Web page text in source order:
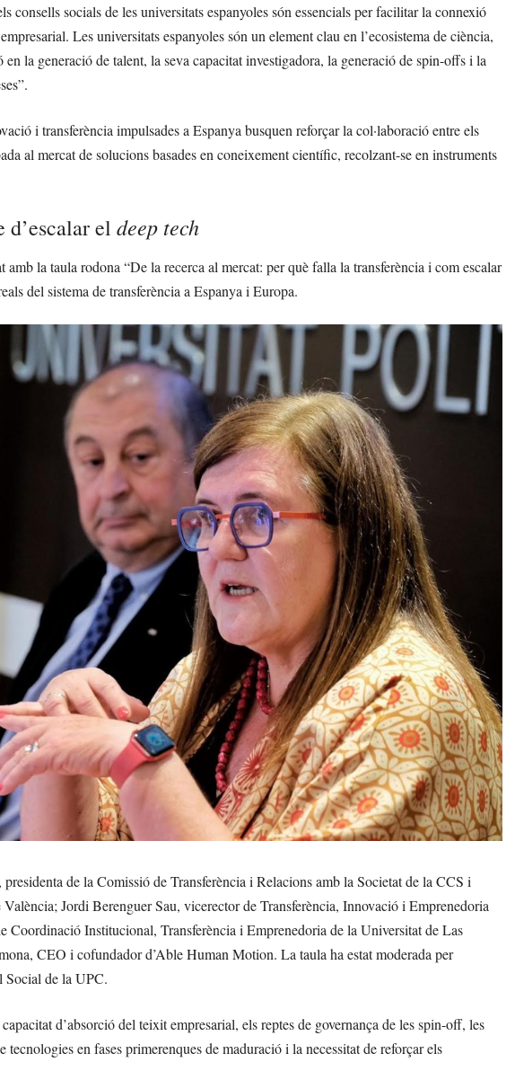
consells socials de les universitats espanyoles són essencials per facilitar la connexió
Les universitats espanyoles són un element clau en l’ecosistema de ciència,
la generació de talent, la seva capacitat investigadora, la generació de spin-offs i la
i transferència impulsades a Espanya busquen reforçar la col·laboració entre els
al mercat de solucions basades en coneixement científic, recolzant-se en instruments
el deep tech
la taula rodona “De la recerca al mercat: per què falla la transferència i com escalar
del sistema de transferència a Espanya i Europa.
de la Comissió de Transferència i Relacions amb la Societat de la CCS i
Jordi Berenguer Sau, vicerector de Transferència, Innovació i Emprenedoria
Coordinació Institucional, Transferència i Emprenedoria de la Universitat de Las
CEO i cofundador d’Able Human Motion. La taula ha estat moderada per
Social de la UPC.
d’absorció del teixit empresarial, els reptes de governança de les spin-off, les
en fases primerenques de maduració i la necessitat de reforçar els